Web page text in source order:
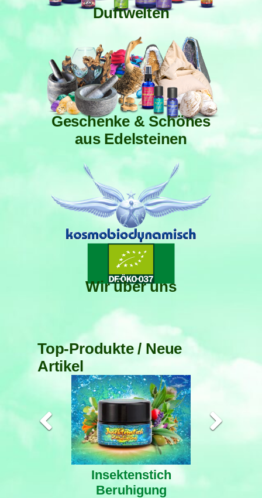
Duftwelten
Geschenke & Schönes
aus Edelsteinen
Wir über uns
Top-Produkte / Neue
Artikel
Insektenstich
Beruhigung